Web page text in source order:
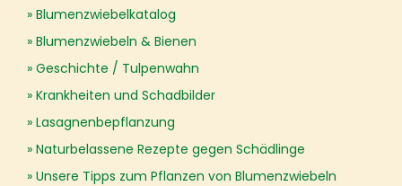
Blumenzwiebelkatalog
Blumenzwiebeln & Bienen
Geschichte / Tulpenwahn
Krankheiten und Schadbilder
Lasagnenbepflanzung
Naturbelassene Rezepte gegen Schädlinge
Unsere Tipps zum Pflanzen von Blumenzwiebeln